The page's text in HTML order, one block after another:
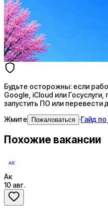
Будьте осторожны: если
Google, iCloud или Госуслуги,
запустить ПО или перевести
Жмите
Пожаловаться ·Гайд
Похожие вакансии
Ак
10 авг.